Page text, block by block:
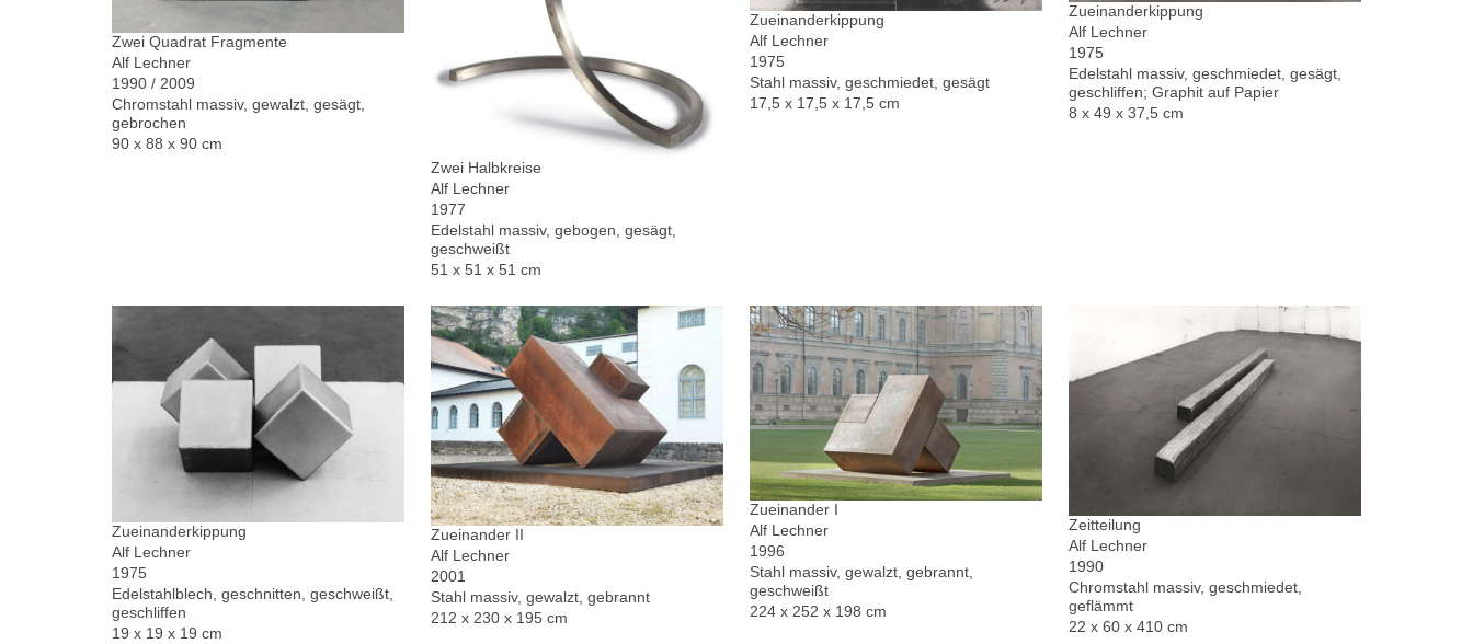
Zwei Quadrat Fragmente
Alf Lechner
1990 / 2009
Chromstahl massiv, gewalzt, gesägt,
gebrochen
90 x 88 x 90 cm
Zwei Halbkreise
Alf Lechner
1977
Edelstahl massiv, gebogen, gesägt,
geschweißt
51 x 51 x 51 cm
Zueinanderkippung
Alf Lechner
1975
Stahl massiv, geschmiedet, gesägt
17,5 x 17,5 x 17,5 cm
Zueinanderkippung
Alf Lechner
1975
Edelstahl massiv, geschmiedet, gesägt,
geschliffen; Graphit auf Papier
8 x 49 x 37,5 cm
Zueinanderkippung
Alf Lechner
1975
Edelstahlblech, geschnitten, geschweißt,
geschliffen
19 x 19 x 19 cm
Zueinander II
Alf Lechner
2001
Stahl massiv, gewalzt, gebrannt
212 x 230 x 195 cm
Zueinander I
Alf Lechner
1996
Stahl massiv, gewalzt, gebrannt,
geschweißt
224 x 252 x 198 cm
Zeitteilung
Alf Lechner
1990
Chromstahl massiv, geschmiedet,
geflämmt
22 x 60 x 410 cm